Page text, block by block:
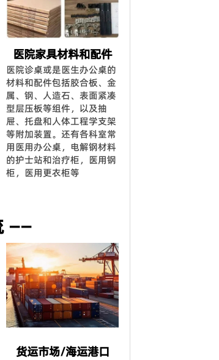
医院家具材料和配件
医院诊桌或是医生办公桌的
材料和配件包括胶合板、金
属、钢、人造石、表面紧凑
型层压板等组件，以及抽
屉、托盘和人体工程学支架
等附加装置。还有各科室常
用医用办公桌，电解钢材料
的护士站和治疗柜，医用钢
柜，医用更衣柜等
——
货运市场/海运港口